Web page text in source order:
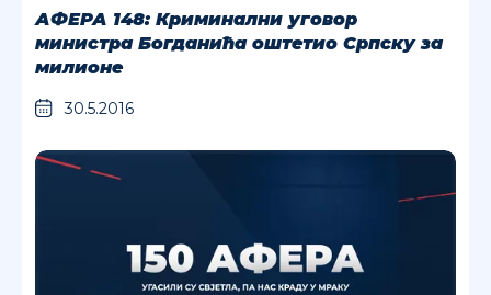
АФЕРА 148: Криминални уговор
министра Богданића оштетио Српску за
милионе
30.5.2016